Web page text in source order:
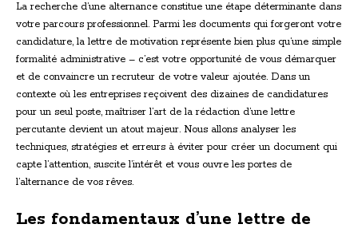
La recherche d’une alternance constitue une étape déterminante dans
votre parcours professionnel. Parmi les documents qui forgeront votre
candidature, la lettre de motivation représente bien plus qu’une simple
formalité administrative – c’est votre opportunité de vous démarquer
et de convaincre un recruteur de votre valeur ajoutée. Dans un
contexte où les entreprises reçoivent des dizaines de candidatures
pour un seul poste, maîtriser l’art de la rédaction d’une lettre
percutante devient un atout majeur. Nous allons analyser les
techniques, stratégies et erreurs à éviter pour créer un document qui
capte l’attention, suscite l’intérêt et vous ouvre les portes de
l’alternance de vos rêves.
Les fondamentaux d’une lettre de